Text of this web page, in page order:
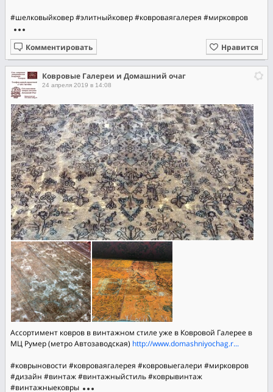
#шелковыйковер#элитныйковер#ковроваягалерея #мирковров
Нравится
Комментировать
Ковровые Галереи и Домашний очаг
24 апреля 2019 в 14:08
Ассортимент ковров в винтажном стиле уже в Ковровой Галерее в
МЦ Румер (метро Автозаводская) http://www.domashniyochag.r...
#коврыновости #ковроваягалерея #ковровыегалери #мирковров
#дизайн #винтаж#винтажныйстиль#коврывинтаж
#винтажныековры